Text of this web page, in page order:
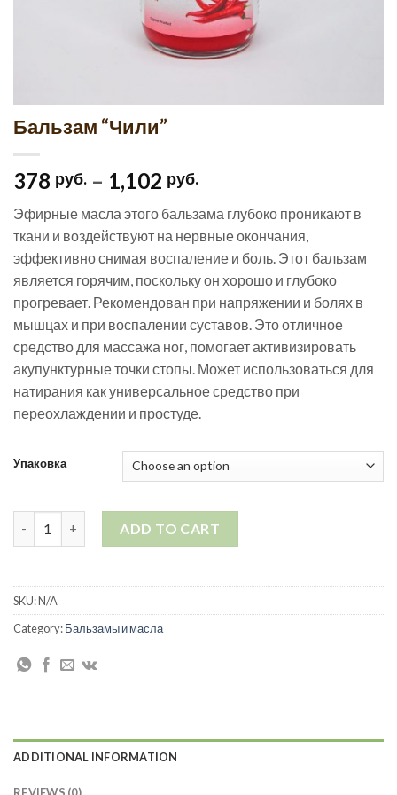
Бальзам “Чили”
378 руб. – 1,102 руб.
Эфирные масла этого бальзама глубоко проникают в
ткани и воздействуют на нервные окончания,
эффективно снимая воспаление и боль. Этот бальзам
является горячим, поскольку он хорошо и глубоко
прогревает. Рекомендован при напряжении и болях в
мышцах и при воспалении суставов. Это отличное
средство для массажа ног, помогает активизировать
акупунктурные точки стопы. Может использоваться для
натирания как универсальное средство при
переохлаждении и простуде.
Упаковка
ADD TO CART
SKU:N/A
Category:Бальзамы и масла
ADDITIONAL INFORMATION